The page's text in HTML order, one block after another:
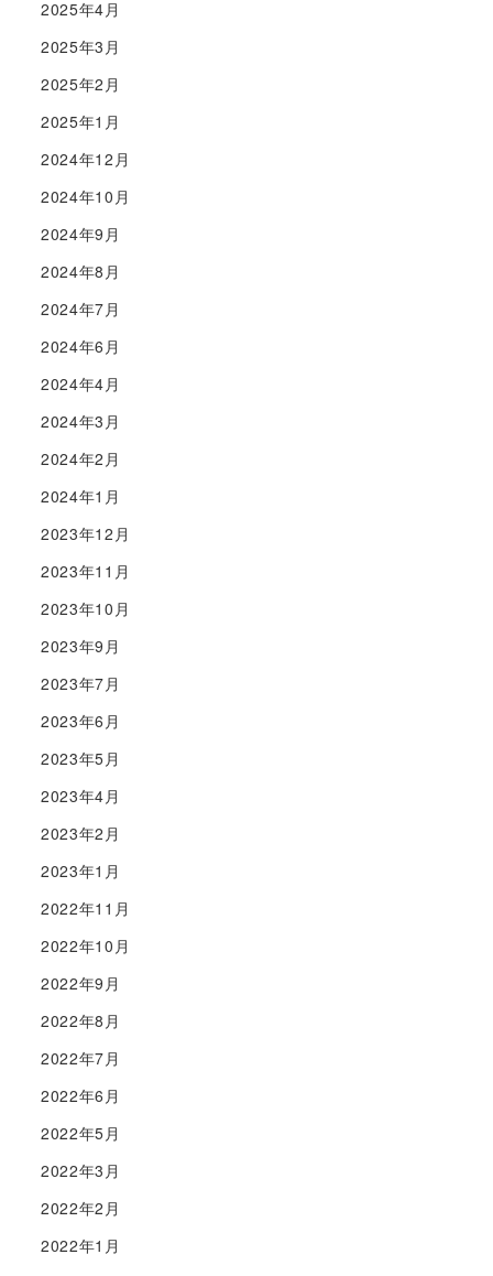
2025年4月
2025年3月
2025年2月
2025年1月
2024年12月
2024年10月
2024年9月
2024年8月
2024年7月
2024年6月
2024年4月
2024年3月
2024年2月
2024年1月
2023年12月
2023年11月
2023年10月
2023年9月
2023年7月
2023年6月
2023年5月
2023年4月
2023年2月
2023年1月
2022年11月
2022年10月
2022年9月
2022年8月
2022年7月
2022年6月
2022年5月
2022年3月
2022年2月
2022年1月